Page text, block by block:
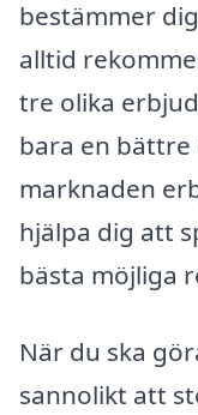
bestämmer
alltid
tre olika
bara en bättre
marknaden
hjälpa dig att
bästa möjliga
När du ska
sannolikt att